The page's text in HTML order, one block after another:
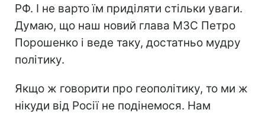
РФ. І не варто їм приділяти стільки уваги.
Думаю, що наш новий глава МЗС Петро
Порошенко і веде таку, достатньо мудру
політику.
Якщо ж говорити про геополітику, то ми ж
нікуди від Росії не подінемося. Нам